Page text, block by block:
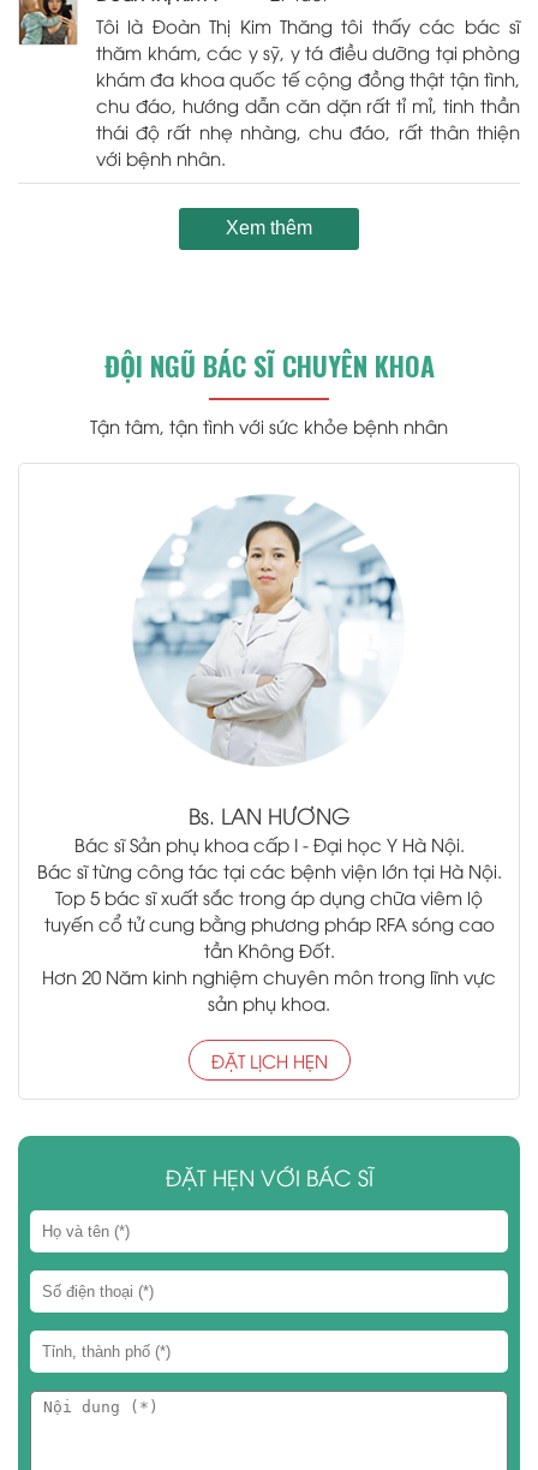
Tôi là Đoàn Thị Kim Thăng tôi thấy các bác sĩ
thăm khám, các y sỹ, y tá điều dưỡng tại phòng
khám đa khoa quốc tế cộng đồng thật tận tình,
chu đáo, hướng dẫn căn dặn rất tỉ mỉ, tinh thần
thái độ rất nhẹ nhàng, chu đáo, rất thân thiện
với bệnh nhân.
Xem thêm
ĐỘI NGŨ BÁC SĨ CHUYÊN KHOA
Tận tâm, tận tình với sức khỏe bệnh nhân
Bs. LAN HƯƠNG
Bác sĩ Sản phụ khoa cấp I - Đại học Y Hà Nội.
Bác sĩ từng công tác tại các bệnh viện lớn tại Hà Nội.
Top 5 bác sĩ xuất sắc trong áp dụng chữa viêm lộ
tuyến cổ tử cung bằng phương pháp RFA sóng cao
tần Không Đốt.
Hơn 20 Năm kinh nghiệm chuyên môn trong lĩnh vực
sản phụ khoa.
ĐẶT LỊCH HẸN
ĐẶT HẸN VỚI BÁC SĨ